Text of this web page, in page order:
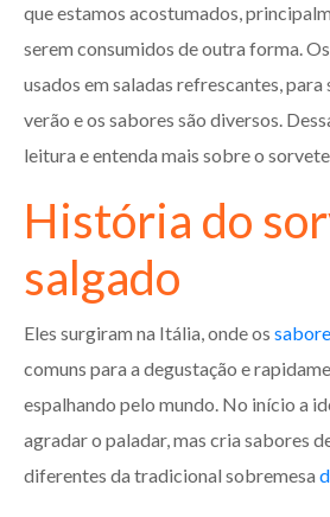
que estamos acostumados,
serem consumidos de outra forma.
usados em saladas refrescantes, para
verão e os sabores são diversos.
leitura e entenda mais sobre o
História do
salgado
Eles surgiram na Itália, onde os
comuns para a degustação e
espalhando pelo mundo. No início a
agradar o paladar, mas cria sabores
diferentes da tradicional sobremesa